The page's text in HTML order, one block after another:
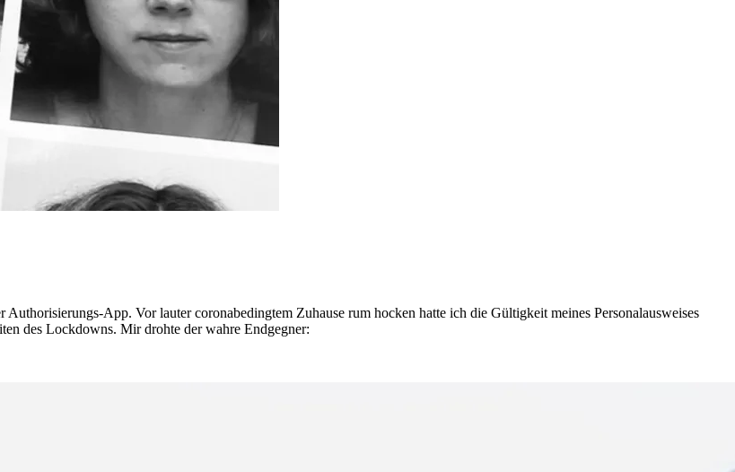
App. Vor lauter coronabedingtem Zuhause rum hocken hatte ich die Gültigkeit meines Personalausweises
des Lockdowns. Mir drohte der wahre Endgegner: